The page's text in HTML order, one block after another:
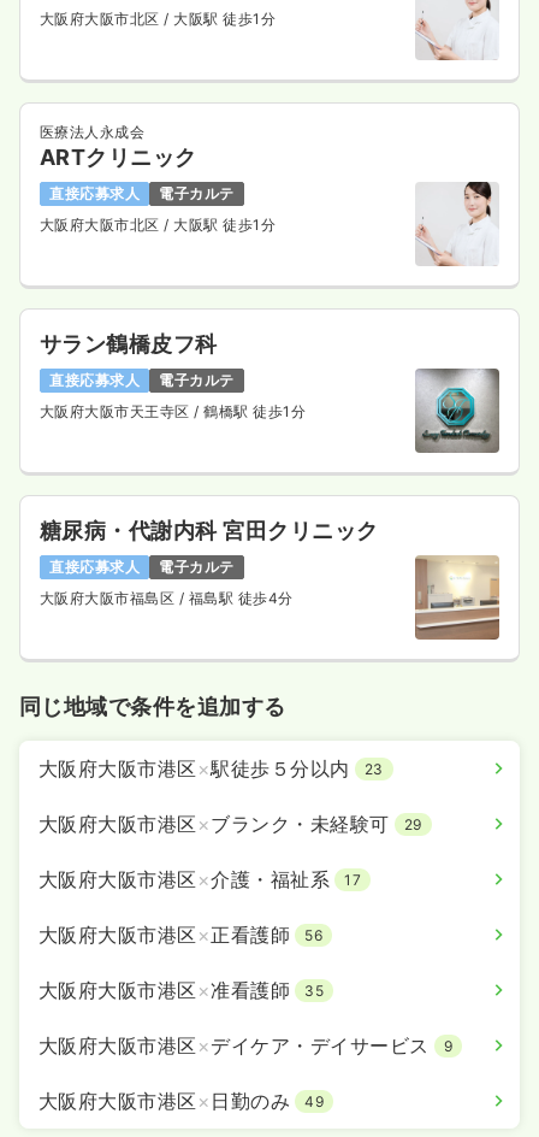
大阪府大阪市北区/ 大阪駅 徒歩1分
医療法人永成会
ARTクリニック
直接応募求人
電子カルテ
大阪府大阪市北区/ 大阪駅 徒歩1分
サラン鶴橋皮フ科
直接応募求人
電子カルテ
大阪府大阪市天王寺区/ 鶴橋駅 徒歩1分
糖尿病・代謝内科 宮田クリニック
直接応募求人
電子カルテ
大阪府大阪市福島区 / 福島駅 徒歩4分
同じ地域で条件を追加する
大阪府大阪市港区 ×駅徒歩５分以内 23
大阪府大阪市港区 ×ブランク・未経験可 29
大阪府大阪市港区 ×介護・福祉系 17
大阪府大阪市港区 ×正看護師 56
大阪府大阪市港区 ×准看護師 35
大阪府大阪市港区 ×デイケア・デイサービス 9
大阪府大阪市港区 × 日勤のみ 49